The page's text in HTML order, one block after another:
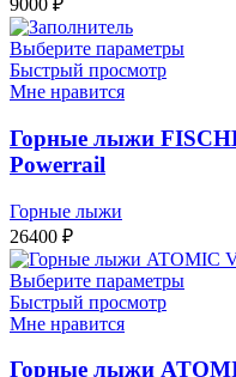
9000 ₽
Выберите параметры
Быстрый просмотр
Мне нравится
Горные лыжи
Powerrail
Горные лыжи
26400 ₽
Выберите параметры
Быстрый просмотр
Мне нравится
Горные лыжи